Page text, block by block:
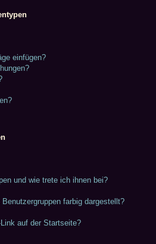
einfügen?
und wie trete ich ihnen bei?
farbig dargestellt?
auf der Startseite?